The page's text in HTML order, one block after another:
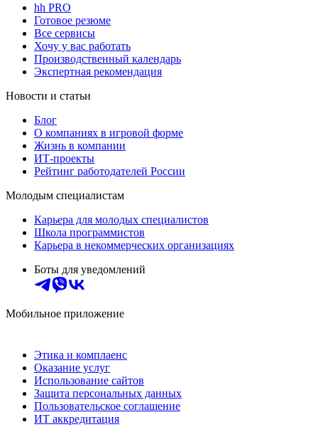
hh PRO
Готовое резюме
Все сервисы
Хочу у вас работать
Производственный календарь
Экспертная рекомендация
Новости и статьи
Блог
О компаниях в игровой форме
Жизнь в компании
ИТ-проекты
Рейтинг работодателей России
Молодым специалистам
Карьера для молодых специалистов
Школа программистов
Карьера в некоммерческих организациях
Боты для уведомлений
Мобильное приложение
Этика и комплаенс
Оказание услуг
Использование сайтов
Защита персональных данных
Пользовательское соглашение
ИТ аккредитация